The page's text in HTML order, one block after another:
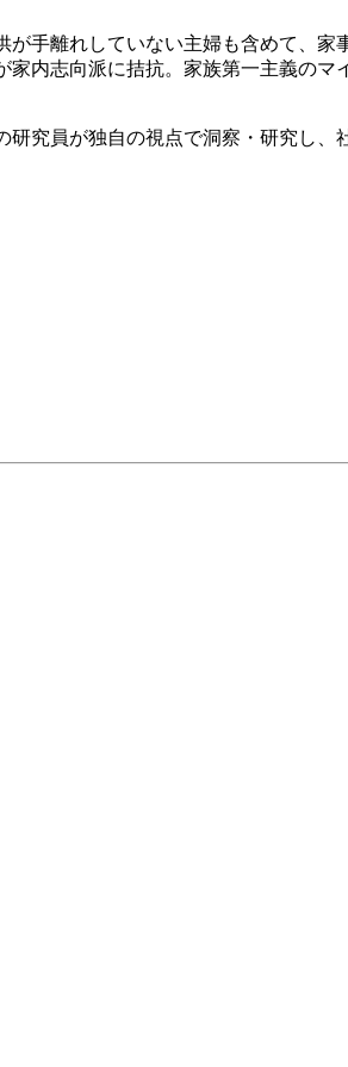
手離れしていない主婦も含めて、家
内志向派に拮抗。家族第一主義のマ
研究員が独自の視点で洞察・研究し、